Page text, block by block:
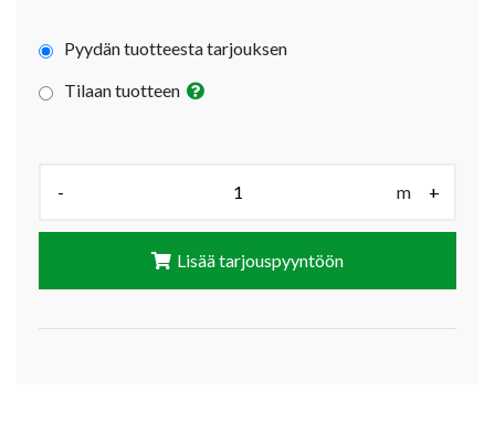
Pyydän tuotteesta tarjouksen
Tilaan tuotteen
- m +
Lisää tarjouspyyntöön